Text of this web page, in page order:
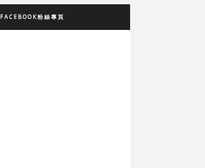
FACEBOOK粉絲專頁